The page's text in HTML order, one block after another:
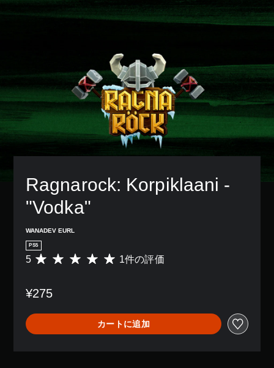
Ragnarock: Korpiklaani -
"Vodka"
WANADEV EURL
PS5
評
は
、
平
均
5 1件の評価
¥275
カートに追加